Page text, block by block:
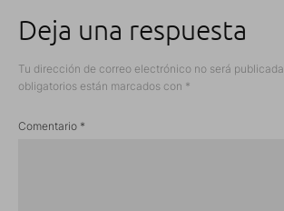
Deja una respuesta
Tu dirección de correo electrónico no será publicada.
obligatorios están marcados con *
Comentario *